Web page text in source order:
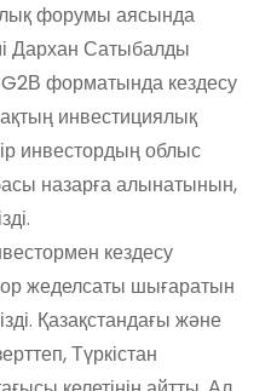
форумы аясында
Дархан Сатыбалды
форматында кездесу
инвестициялық
инвестордың облыс
назарға алынатынын,
кездесу
жеделсаты шығаратын
Қазақстандағы және
Түркістан